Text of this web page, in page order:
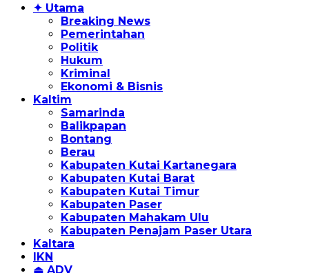
✦ Utama
Breaking News
Pemerintahan
Politik
Hukum
Kriminal
Ekonomi & Bisnis
Kaltim
Samarinda
Balikpapan
Bontang
Berau
Kabupaten Kutai Kartanegara
Kabupaten Kutai Barat
Kabupaten Kutai Timur
Kabupaten Paser
Kabupaten Mahakam Ulu
Kabupaten Penajam Paser Utara
Kaltara
IKN
⏏ ADV